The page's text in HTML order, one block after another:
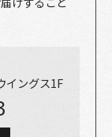
イングス1F